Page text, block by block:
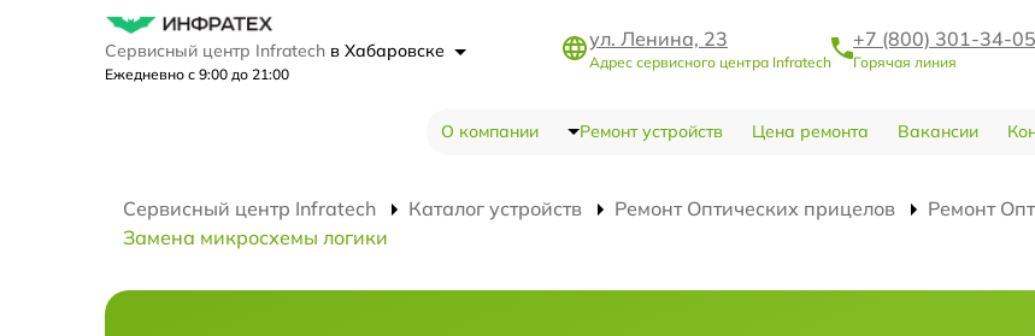
Сервисный центр Infratech в Хабаровске
Ежедневно с 9:00 до 21:00
ул. Ленина, 23
Адрес сервисного центра Infratech
+7 (800) 301-34-05
Горячая линия
О компании Ремонт устройств Цена ремонта Вакансии
Сервисный центр Infratech Каталог устройств Ремонт Оптических прицелов
Ремонт
Замена микросхемы логики